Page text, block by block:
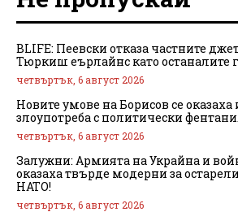
BLIFE: Пеевски отказа частните
Тюркиш еърлайнс като останалите
четвъртък, 6 август 2026
Новите умове на Борисов се
злоупотреба с политически
четвъртък, 6 август 2026
Залужни: Армията на Украйна и
оказаха твърде модерни за
НАТО!
четвъртък, 6 август 2026